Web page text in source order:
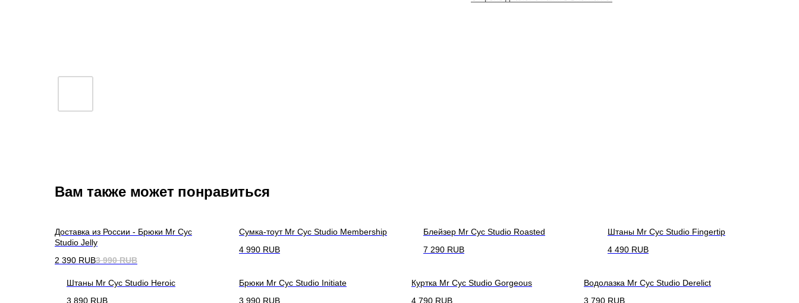
Вам также может понравиться
Доставка из России - Брюки Mr Cyc
Studio Jelly
2 390 RUB3 990 RUB
Сумка-тоут Mr Cyc Studio Membership
4 990 RUB
Блейзер Mr Cyc Studio Roasted
7 290 RUB
Штаны Mr Cyc Studio Fingertip
4 490 RUB
Штаны Mr Cyc Studio Heroic
3 890 RUB
Брюки Mr Cyc Studio Initiate
3 990 RUB
Куртка Mr Cyc Studio Gorgeous
4 790 RUB
Водолазка Mr Cyc Studio Derelict
3 790 RUB